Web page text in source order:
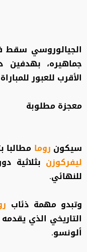
الجيالوروسي سقط
جماهيره، بهدفين
الأقرب للعبور
معجزة مطلوبة
سيكون روما مطالبا
ليفركوزن بثلاثية
للنهائي.
وتبدو مهمة ذئاب
التاريخي الذي يقدمه
ألونسو.